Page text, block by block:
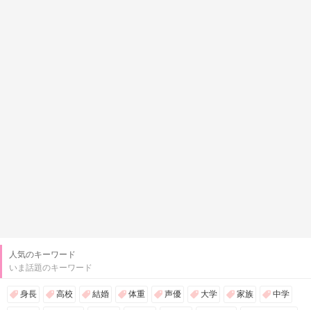
人気のキーワード
いま話題のキーワード
身長 高校 結婚 体重 声優 大学 家族 中学